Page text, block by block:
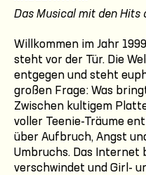
Das Musical mit den Hits
Willkommen im Jahr
steht vor der Tür. Die
entgegen und steht
großen Frage: Was
Zwischen kultigem
voller Teenie-Träume
über Aufbruch, Angst
Umbruchs. Das Internet
verschwindet und Girl-